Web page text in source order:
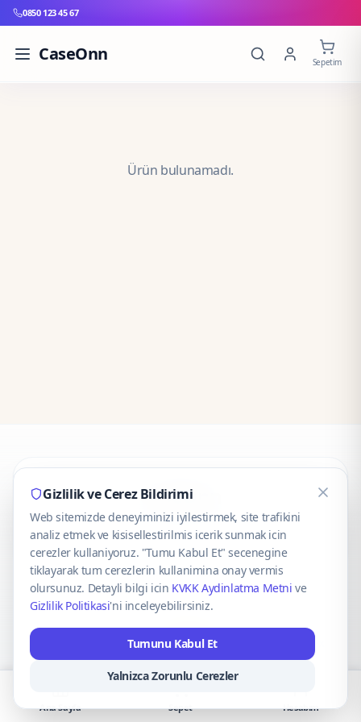
0850 123 45 67
CaseOnn Sepetim
Ürün bulunamadı.
CaseOnn
© 2025 CaseOnn. Tüm hakları saklıdır.
VISA Mastercard
Gizlilik ve Cerez Bildirimi
Web sitemizde deneyiminizi iyilestirmek, site trafikini
analiz etmek ve kisisellestirilmis icerik sunmak icin
cerezler kullaniyoruz. "Tumu Kabul Et" secenegine
tiklayarak tum cerezlerin kullanimina onay vermis
olursunuz. Detayli bilgi icin KVKK Aydinlatma Metni ve
Gizlilik Politikasi'ni inceleyebilirsiniz.
Tumunu Kabul Et
Yalnizca Zorunlu Cerezler
Ana Sayfa Sepet Hesabım